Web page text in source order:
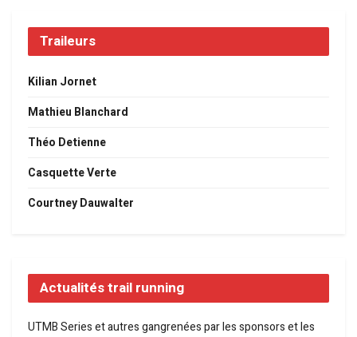
Traileurs
Kilian Jornet
Mathieu Blanchard
Théo Detienne
Casquette Verte
Courtney Dauwalter
Actualités trail running
UTMB Series et autres gangrenées par les sponsors et les